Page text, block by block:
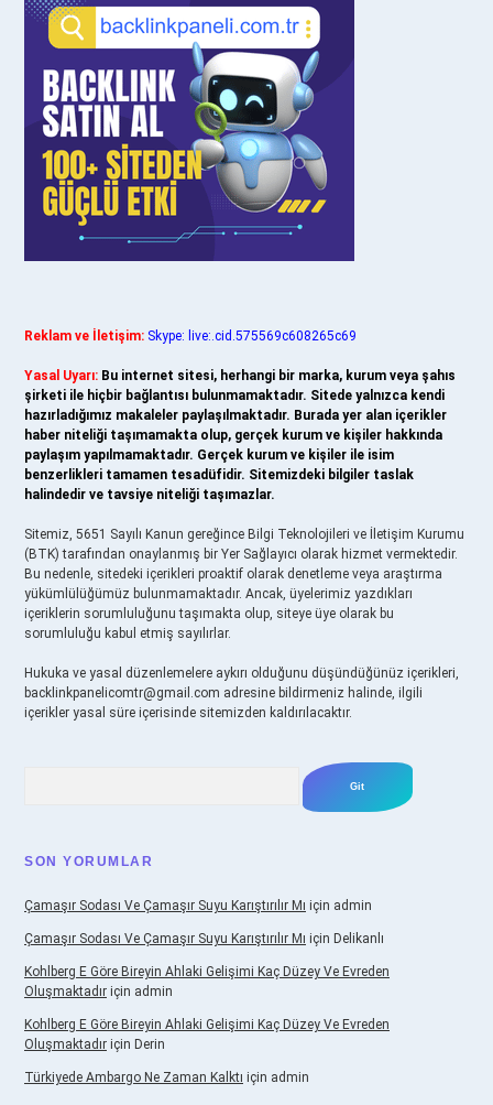
Reklam ve İletişim: Skype: live:.cid.575569c608265c69
Yasal Uyarı: Bu internet sitesi, herhangi bir marka, kurum veya şahıs
şirketi ile hiçbir bağlantısı bulunmamaktadır. Sitede yalnızca kendi
hazırladığımız makaleler paylaşılmaktadır. Burada yer alan içerikler
haber niteliği taşımamakta olup, gerçek kurum ve kişiler hakkında
paylaşım yapılmamaktadır. Gerçek kurum ve kişiler ile isim
benzerlikleri tamamen tesadüfidir. Sitemizdeki bilgiler taslak
halindedir ve tavsiye niteliği taşımazlar.
Sitemiz, 5651 Sayılı Kanun gereğince Bilgi Teknolojileri ve İletişim Kurumu
(BTK) tarafından onaylanmış bir Yer Sağlayıcı olarak hizmet vermektedir.
Bu nedenle, sitedeki içerikleri proaktif olarak denetleme veya araştırma
yükümlülüğümüz bulunmamaktadır. Ancak, üyelerimiz yazdıkları
içeriklerin sorumluluğunu taşımakta olup, siteye üye olarak bu
sorumluluğu kabul etmiş sayılırlar.
Hukuka ve yasal düzenlemelere aykırı olduğunu düşündüğünüz içerikleri,
backlinkpanelicomtr@gmail.com adresine bildirmeniz halinde, ilgili
içerikler yasal süre içerisinde sitemizden kaldırılacaktır.
SON YORUMLAR
Çamaşır Sodası Ve Çamaşır Suyu Karıştırılır Mı için admin
Çamaşır Sodası Ve Çamaşır Suyu Karıştırılır Mı için Delikanlı
Kohlberg E Göre Bireyin Ahlaki Gelişimi Kaç Düzey Ve Evreden
Oluşmaktadır için admin
Kohlberg E Göre Bireyin Ahlaki Gelişimi Kaç Düzey Ve Evreden
Oluşmaktadır için Derin
Türkiyede Ambargo Ne Zaman Kalktı için admin